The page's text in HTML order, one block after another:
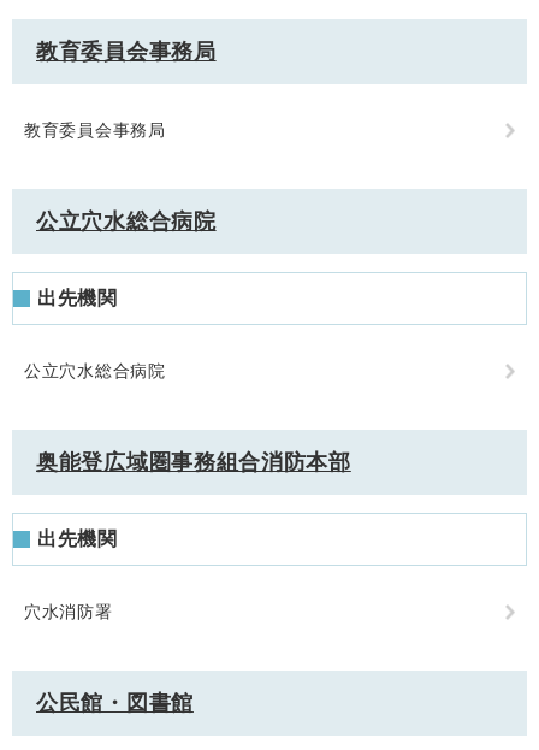
教育委員会事務局
教育委員会事務局
公立穴水総合病院
出先機関
公立穴水総合病院
奥能登広域圏事務組合消防本部
出先機関
穴水消防署
公民館・図書館